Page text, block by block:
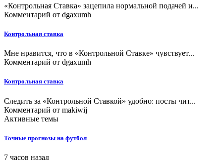
«Контрольная Ставка» зацепила нормальной подачей и...
Комментарий от dgaxumh
Контрольная ставка
Мне нравится, что в «Контрольной Ставке» чувствует...
Комментарий от dgaxumh
Контрольная ставка
Следить за «Контрольной Ставкой» удобно: посты чит...
Комментарий от makiwij
Активные темы
Точные прогнозы на футбол
7 часов назад